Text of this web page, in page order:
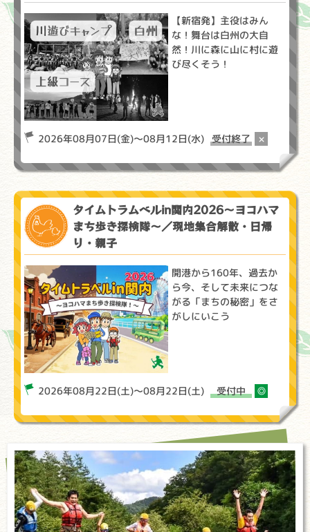
【新宿発】主役はみん
な！舞台は白州の大自
然！川に森に山に村に遊
び尽くそう！
2026年08月07日(金)～08月12日(水) 受付終了 ×
タイムトラムベルin関内2026～ヨコハマ
まち歩き探検隊～／現地集合解散・日帰
り・親子
開港から160年、過去か
ら今、そして未来につな
がる「まちの秘密」をさ
がしにいこう
2026年08月22日(土)～08月22日(土) 受付中 ◎